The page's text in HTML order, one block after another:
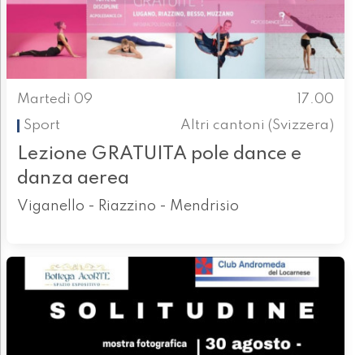
Martedì 09
17.00
Sport
Altri cantoni (Svizzera)
Lezione GRATUITA pole dance e
danza aerea
Viganello - Riazzino - Mendrisio